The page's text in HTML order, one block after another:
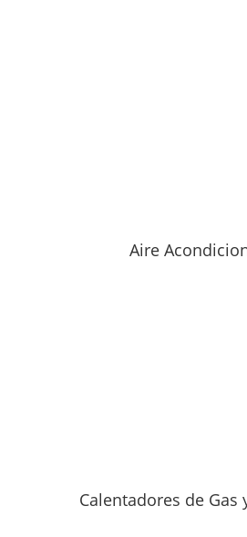
Aire
Calentadores de Gas